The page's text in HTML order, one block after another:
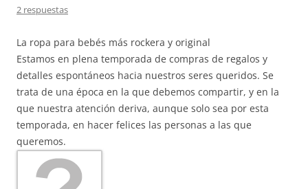
2 respuestas
La ropa para bebés más rockera y original
Estamos en plena temporada de compras de regalos y
detalles espontáneos hacia nuestros seres queridos. Se
trata de una época en la que debemos compartir, y en la
que nuestra atención deriva, aunque solo sea por esta
temporada, en hacer felices las personas a las que
queremos.